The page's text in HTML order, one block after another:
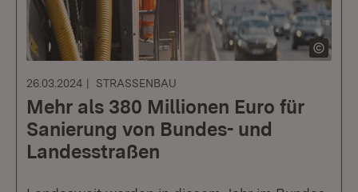
26.03.2024 STRASSENBAU
Mehr als 380 Millionen Euro für
Sanierung von Bundes- und
Landesstraßen